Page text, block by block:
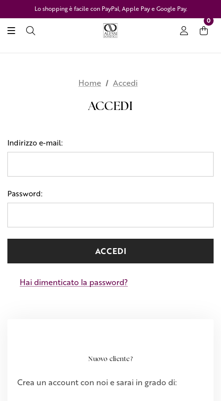
Lo shopping è facile con PayPal, Apple Pay e Google Pay.
0
Home Accedi
ACCEDI
Indirizzo e-mail:
Password:
Hai dimenticato la password?
Nuovo cliente?
Crea un account con noi e sarai in grado di: